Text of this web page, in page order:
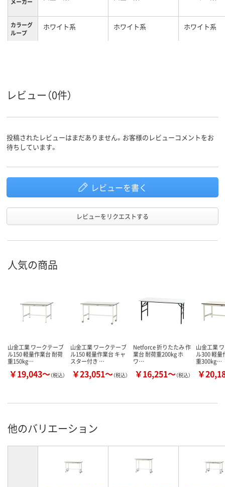
カラーグ
ループ
ホワイト系 ホワイト系 ホワイト系
レビュー（0件）
投稿されたレビューはまだありません。お客様のレビューコメントをお
待ちしています。
レビューを書く
レビューをリクエストする
人気の商品
山金工業 ワークテーブ
ル150 軽量作業台 耐荷
重150kg…
￥19,043～（税込）
山金工業 ワークテーブ
ル150 軽量作業台 キャ
スター付き …
￥23,051～（税込）
Netforce 折りたたみ 作
業台 耐荷重200kg ホ
ワ…
￥16,251～（税込）
山金工業
ル300 軽量
重300kg…
￥
他のバリエーション